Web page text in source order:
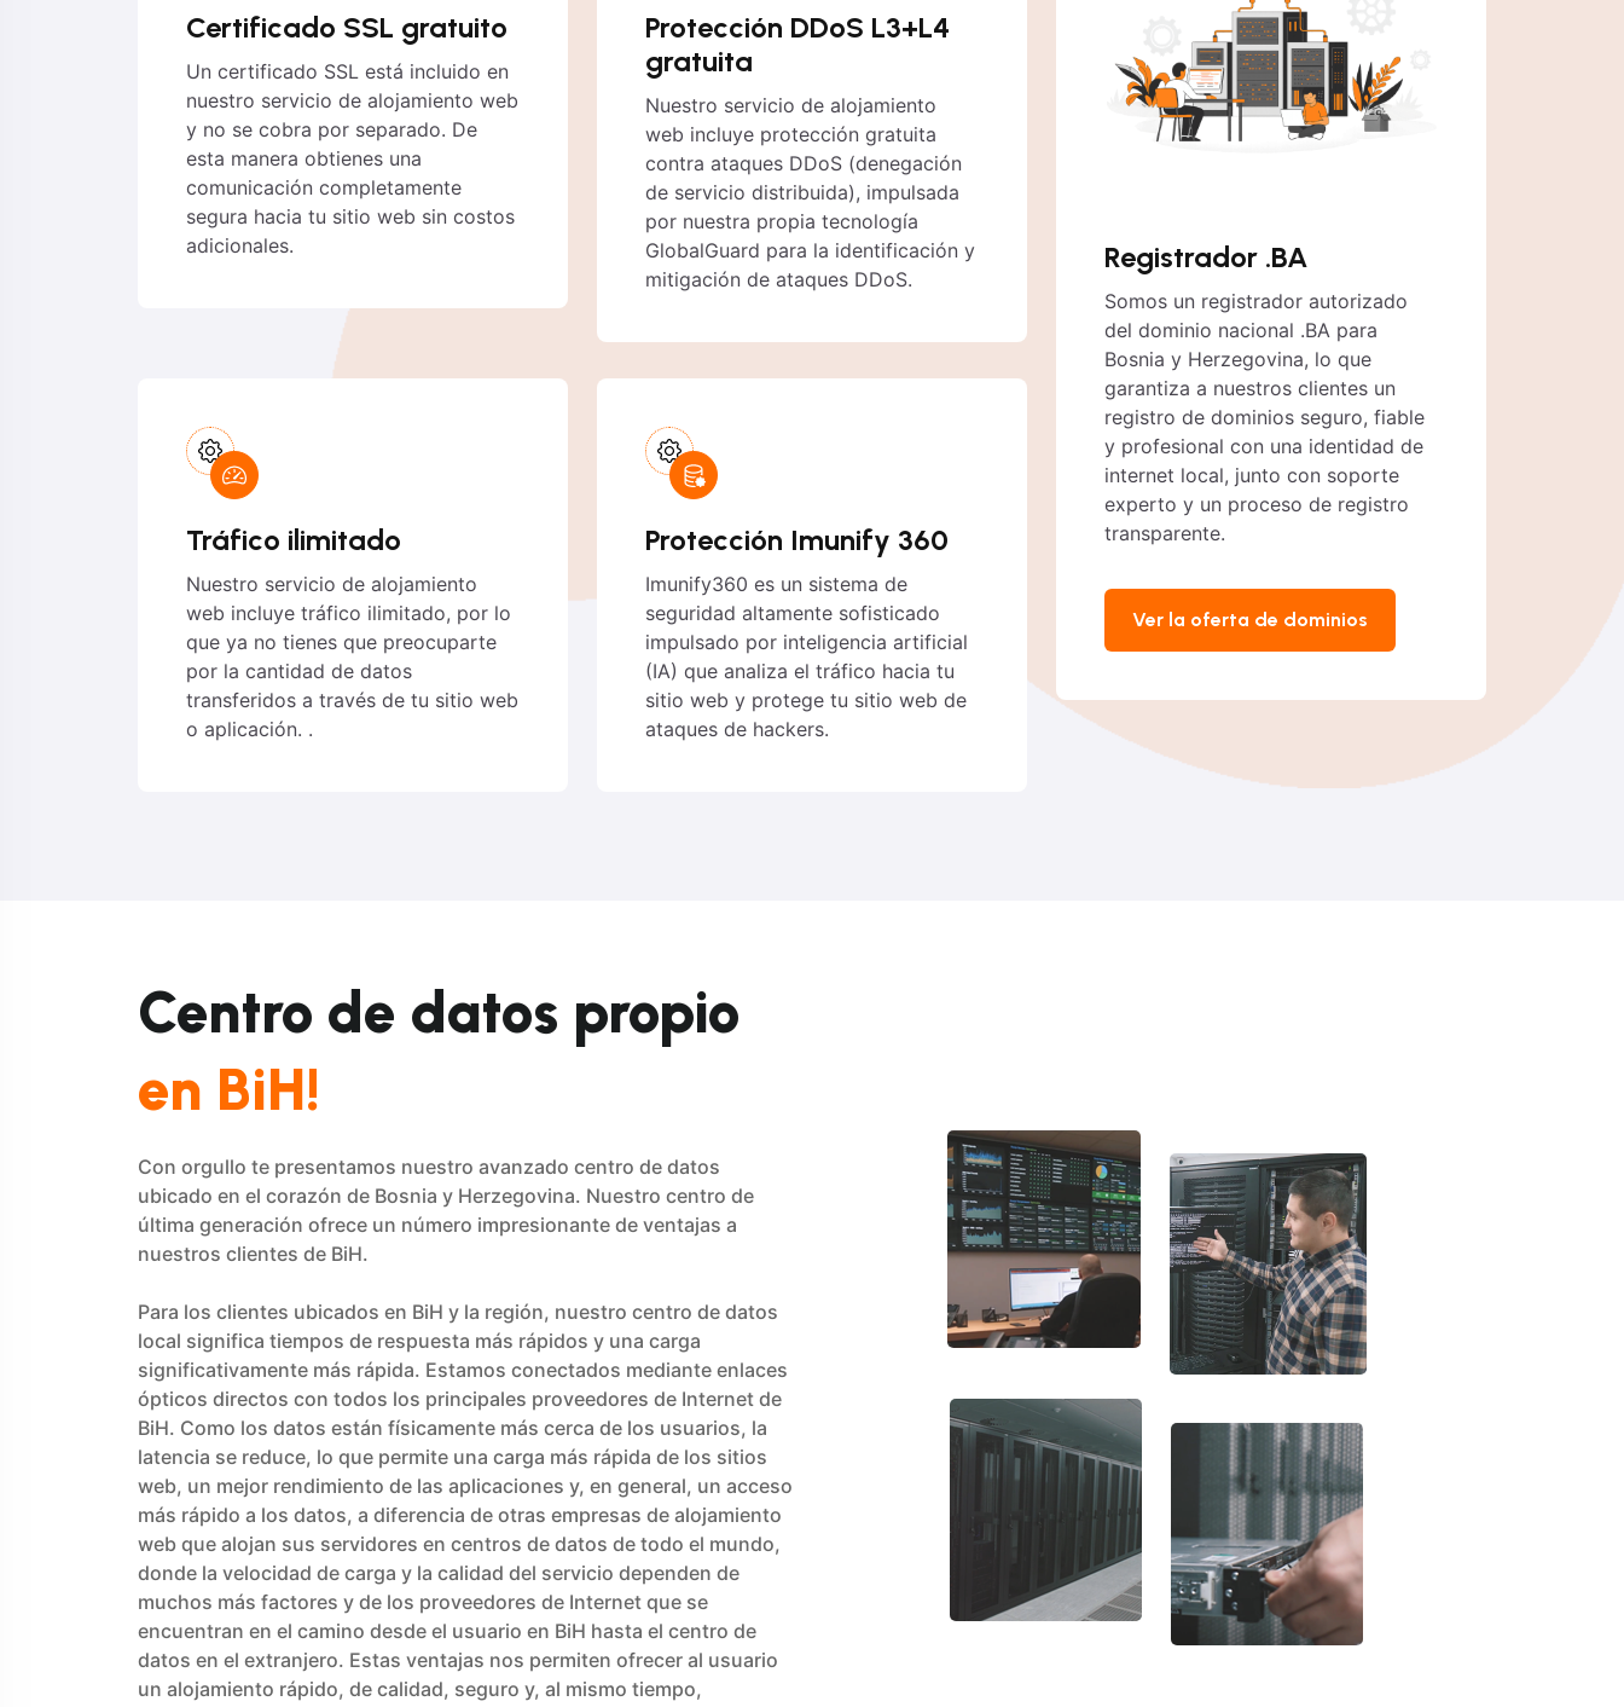
Certificado SSL gratuito
Un certificado SSL está incluido en
nuestro servicio de alojamiento web
y no se cobra por separado. De
esta manera obtienes una
comunicación completamente
segura hacia tu sitio web sin costos
adicionales.
Protección DDoS L3+L4
gratuita
Nuestro servicio de alojamiento
web incluye protección gratuita
contra ataques DDoS (denegación
de servicio distribuida), impulsada
por nuestra propia tecnología
GlobalGuard para la identificación y
mitigación de ataques DDoS.
Tráfico ilimitado
Nuestro servicio de alojamiento
web incluye tráfico ilimitado, por lo
que ya no tienes que preocuparte
por la cantidad de datos
transferidos a través de tu sitio web
o aplicación. .
Protección Imunify 360
Imunify360 es un sistema de
seguridad altamente sofisticado
impulsado por inteligencia artificial
(IA) que analiza el tráfico hacia tu
sitio web y protege tu sitio web de
ataques de hackers.
Registrador .BA
Somos un registrador autorizado
del dominio nacional .BA para
Bosnia y Herzegovina, lo que
garantiza a nuestros clientes un
registro de dominios seguro, fiable
y profesional con una identidad de
internet local, junto con soporte
experto y un proceso de registro
transparente.
Ver la oferta de dominios
Centro de datos propio
en BiH!
Con orgullo te presentamos nuestro avanzado centro de datos
ubicado en el corazón de Bosnia y Herzegovina. Nuestro centro de
última generación ofrece un número impresionante de ventajas a
nuestros clientes de BiH.
Para los clientes ubicados en BiH y la región, nuestro centro de datos
local significa tiempos de respuesta más rápidos y una carga
significativamente más rápida. Estamos conectados mediante enlaces
ópticos directos con todos los principales proveedores de Internet de
BiH. Como los datos están físicamente más cerca de los usuarios, la
latencia se reduce, lo que permite una carga más rápida de los sitios
web, un mejor rendimiento de las aplicaciones y, en general, un acceso
más rápido a los datos, a diferencia de otras empresas de alojamiento
web que alojan sus servidores en centros de datos de todo el mundo,
donde la velocidad de carga y la calidad del servicio dependen de
muchos más factores y de los proveedores de Internet que se
encuentran en el camino desde el usuario en BiH hasta el centro de
datos en el extranjero. Estas ventajas nos permiten ofrecer al usuario
un alojamiento rápido, de calidad, seguro y, al mismo tiempo,